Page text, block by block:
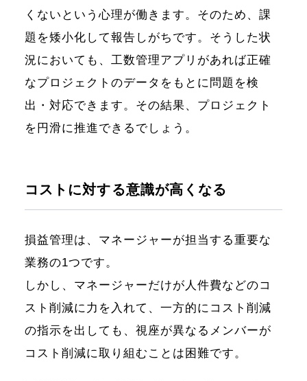
くないという心理が働きます。そのため、課
題を矮小化して報告しがちです。そうした状
況においても、工数管理アプリがあれば正確
なプロジェクトのデータをもとに問題を検
出・対応できます。その結果、プロジェクト
を円滑に推進できるでしょう。
コストに対する意識が高くなる
損益管理は、マネージャーが担当する重要な
業務の1つです。
しかし、マネージャーだけが人件費などのコ
スト削減に力を入れて、一方的にコスト削減
の指示を出しても、視座が異なるメンバーが
コスト削減に取り組むことは困難です。